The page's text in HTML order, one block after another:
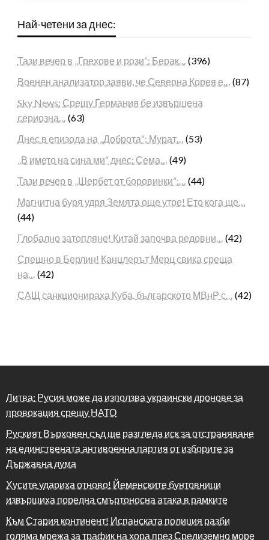
Най-четени за днес:
Тази вечер в „Грехове и рози“: Берак…
(396)
Военен анализатор заяви, че Северна Корея е…
(87)
Sky News: Срещу Германия бе извършена
сериозна…
(63)
Днес в епизода на „Доброта“: Мурат…
(53)
„В името на сина ми“ днес: Сема…
(49)
Тази вечер в „Шербет от боровинки“:…
(44)
Магнитна буря удря Земята още утре! Ето кога ще…
(44)
Глобално затопляне! Китай започва редовни…
(42)
Спешно в Берлин! Канцлерът Мерц свика среща
на…
(42)
САЩ санкционираха Куба, българското МВнР с…
(42)
Литва: Русия може да използва украински дронове за
провокация срещу НАТО
Руският Върховен съд ще разгледа иск за отстраняване
на единствената антивоенна партия от изборите за
Държавна дума
Хусите удариха отново! Йеменските бунтовници
извършиха поредна смъртоносна атака в рамките
Към Стария континент! Испанската полиция разби
голяма мрежа за трафик на хора през Средиземно море